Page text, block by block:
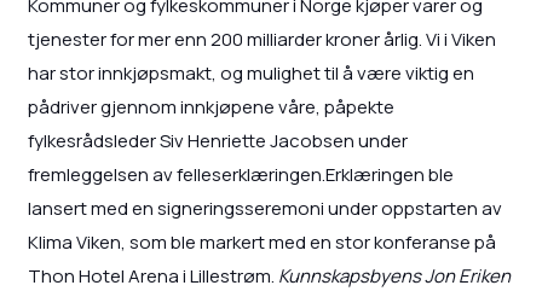
Kommuner og fylkeskommuner i Norge kjøper varer og
tjenester for mer enn 200 milliarder kroner årlig. Vi i Viken
har stor innkjøpsmakt, og mulighet til å være viktig en
pådriver gjennom innkjøpene våre, påpekte
fylkesrådsleder Siv Henriette Jacobsen under
fremleggelsen av felleserklæringen.Erklæringen ble
lansert med en signeringsseremoni under oppstarten av
Klima Viken, som ble markert med en stor konferanse på
Thon Hotel Arena i Lillestrøm. Kunnskapsbyens Jon Eriken